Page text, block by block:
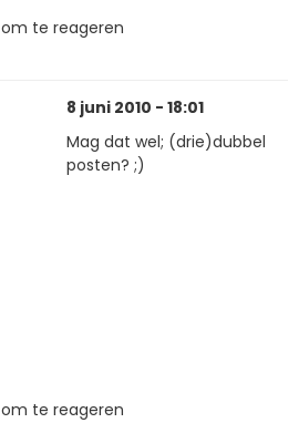
om te reageren
8 juni 2010 - 18:01
Mag dat wel; (drie)dubbel
posten? ;)
om te reageren